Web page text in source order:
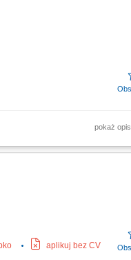
pokaż opis
w ścisłej zgodzie z
aplikuj bez CV